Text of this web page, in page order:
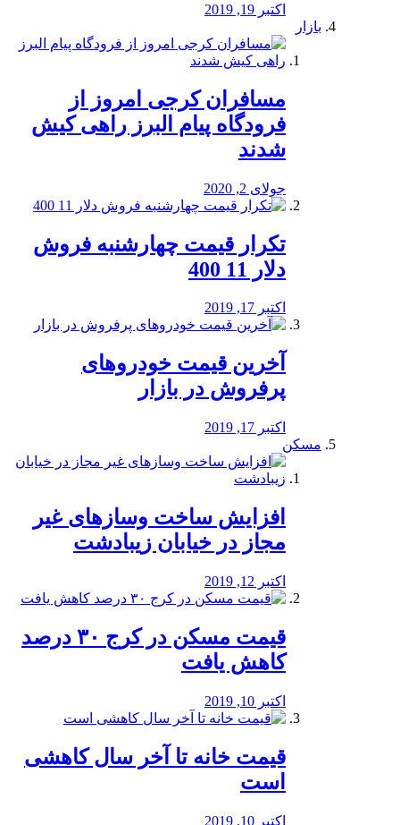
اکتبر 19, 2019
بازار
مسافران کرجی امروز از
فرودگاه پیام البرز راهی کیش
شدند
جولای 2, 2020
تکرار قیمت چهارشنبه فروش
دلار 11 400
اکتبر 17, 2019
آخرین قیمت خودرو‌های
پرفروش در بازار
اکتبر 17, 2019
مسکن
افزایش ساخت وسازهای غیر
مجاز در خیابان زیبادشت
اکتبر 12, 2019
️قیمت مسکن در کرج ۳۰ درصد
کاهش یافت
اکتبر 10, 2019
قیمت خانه تا آخر سال کاهشی
است
اکتبر 10, 2019